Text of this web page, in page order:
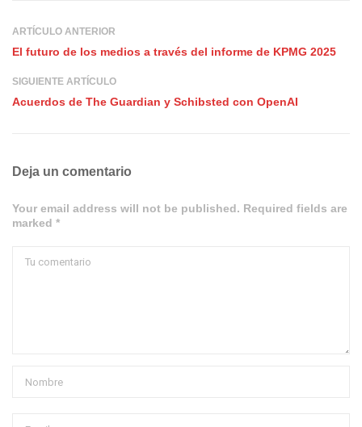
ARTÍCULO ANTERIOR
El futuro de los medios a través del informe de KPMG 2025
SIGUIENTE ARTÍCULO
Acuerdos de The Guardian y Schibsted con OpenAI
Deja un comentario
Your email address will not be published. Required fields are
marked *